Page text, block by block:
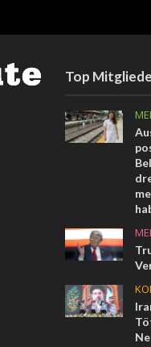
Top